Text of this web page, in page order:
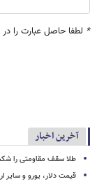
* لطفا حاصل عبارت را
آخرین اخبار
طلا سقف مقاومتی را